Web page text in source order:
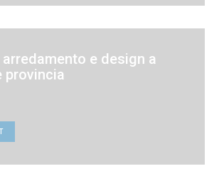
e design a
provincia